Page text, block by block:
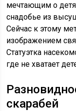
мечтающим о
снадобье из
Сейчас к этому
изображением
Статуэтка
где не хватает
скарабей